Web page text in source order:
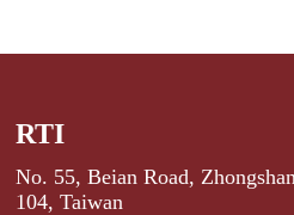
RTI
No. 55, Beian Road,
104, Taiwan